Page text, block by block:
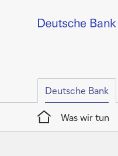
Deutsche Bank
Home
Was wir tun